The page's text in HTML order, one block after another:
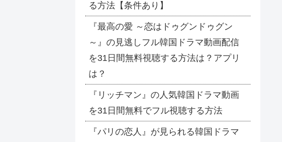
る方法【条件あり】
『最高の愛 ～恋はドゥグンドゥグン
～』の見逃しフル韓国ドラマ動画配信
を31日間無料視聴する方法は？アプリ
は？
『リッチマン』の人気韓国ドラマ動画
を31日間無料でフル視聴する方法
『パリの恋人』が見られる韓国ドラマ